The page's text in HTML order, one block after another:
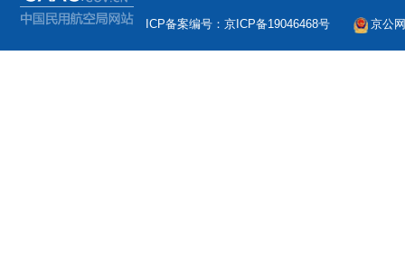
ICP备案编号：京ICP备19046468号 京公